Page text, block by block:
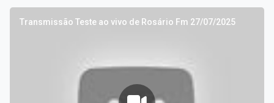
Transmissão Teste ao vivo de Rosário Fm 27/07/2025